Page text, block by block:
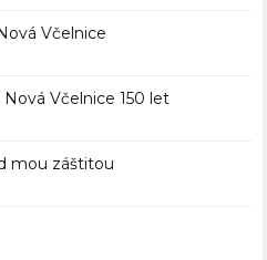
Včelnice
Včelnice 150 let
mou záštitou